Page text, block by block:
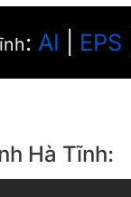
: AI EPS
Hà Tĩnh: